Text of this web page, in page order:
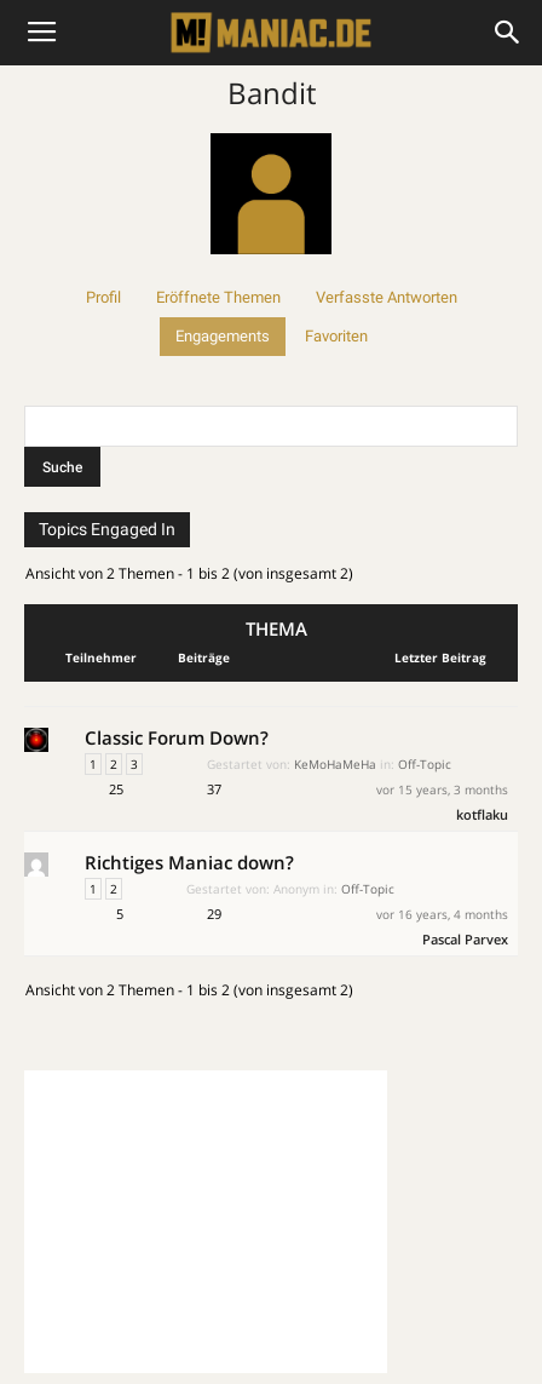
Bandit
Profil Eröffnete Themen Verfasste Antworten
Engagements Favoriten
Topics Engaged In
Ansicht von 2 Themen - 1 bis 2 (von insgesamt 2)
THEMA
Teilnehmer Beiträge Letzter Beitrag
Classic Forum Down?
1 2 3 Gestartet von: KeMoHaMeHa in: Off-Topic
25 37 vor 15 years, 3 months
kotflaku
Richtiges Maniac down?
1 2 Gestartet von: Anonym in: Off-Topic
5 29 vor 16 years, 4 months
Pascal Parvex
Ansicht von 2 Themen - 1 bis 2 (von insgesamt 2)